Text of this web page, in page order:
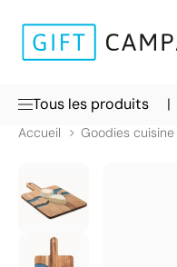
Tous les produits |
Accueil Goodies cuisine